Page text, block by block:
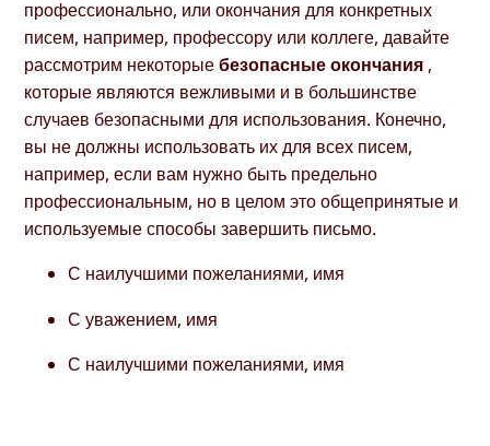
профессионально, или окончания для конкретных
писем, например, профессору или коллеге, давайте
рассмотрим некоторыебезопасные окончания ,
которые являются вежливыми и в большинстве
случаев безопасными для использования. Конечно,
вы не должны использовать их для всех писем,
например, если вам нужно быть предельно
профессиональным, но в целом это общепринятые и
используемые способы завершить письмо.
С наилучшими пожеланиями, имя
С уважением, имя
С наилучшими пожеланиями, имя